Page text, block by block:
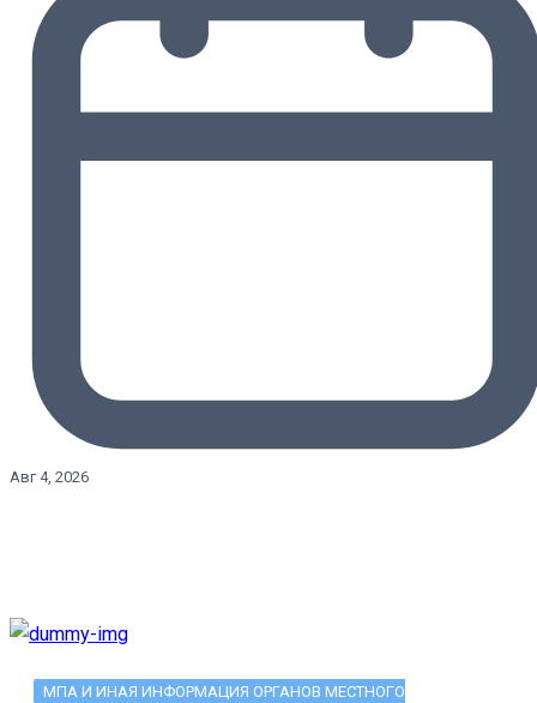
Авг 4, 2026
МПА И ИНАЯ ИНФОРМАЦИЯ ОРГАНОВ МЕСТНОГО